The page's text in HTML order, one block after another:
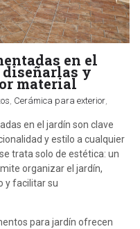
en el
y
material
, Cerámica para exterior,
en el jardín son clave
y estilo a cualquier
trata solo de estética: un
organizar el jardín,
y facilitar su
para jardín ofrecen